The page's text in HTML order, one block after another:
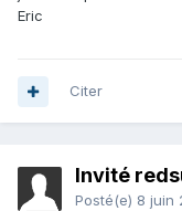
Eric
Citer
Invité
Posté(e) 8 juin